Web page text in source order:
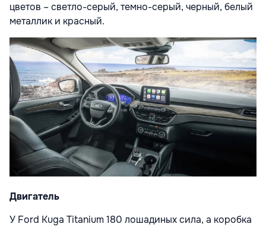
цветов – светло-серый, темно-серый, черный, белый
металлик и красный.
Двигатель
У Ford Kuga Titanium 180 лошадиных сила, а коробка